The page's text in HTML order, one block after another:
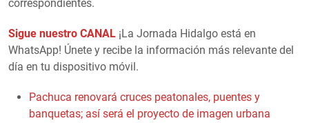
correspondientes.
Sigue nuestro CANAL ¡La Jornada Hidalgo está en
WhatsApp! Únete y recibe la información más relevante del
día en tu dispositivo móvil.
Pachuca renovará cruces peatonales, puentes y
banquetas; así será el proyecto de imagen urbana